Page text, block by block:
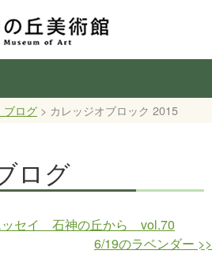
ブログ > カレッジオブロック 2015
ログ
ッセイ 石神の丘から vol.70
6/19のラベンダー >>